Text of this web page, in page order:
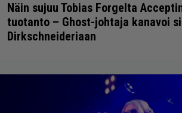
Näin sujuu Tobias Forgelta
tuotanto – Ghost-johtaja kanavoi
Dirkschneideriaan